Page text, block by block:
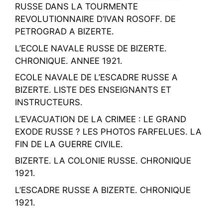
RUSSE DANS LA TOURMENTE
REVOLUTIONNAIRE D’IVAN ROSOFF. DE
PETROGRAD A BIZERTE.
L’ECOLE NAVALE RUSSE DE BIZERTE.
CHRONIQUE. ANNEE 1921.
ECOLE NAVALE DE L’ESCADRE RUSSE A
BIZERTE. LISTE DES ENSEIGNANTS ET
INSTRUCTEURS.
L’EVACUATION DE LA CRIMEE : LE GRAND
EXODE RUSSE ? LES PHOTOS FARFELUES. LA
FIN DE LA GUERRE CIVILE.
BIZERTE. LA COLONIE RUSSE. CHRONIQUE
1921.
L’ESCADRE RUSSE A BIZERTE. CHRONIQUE
1921.